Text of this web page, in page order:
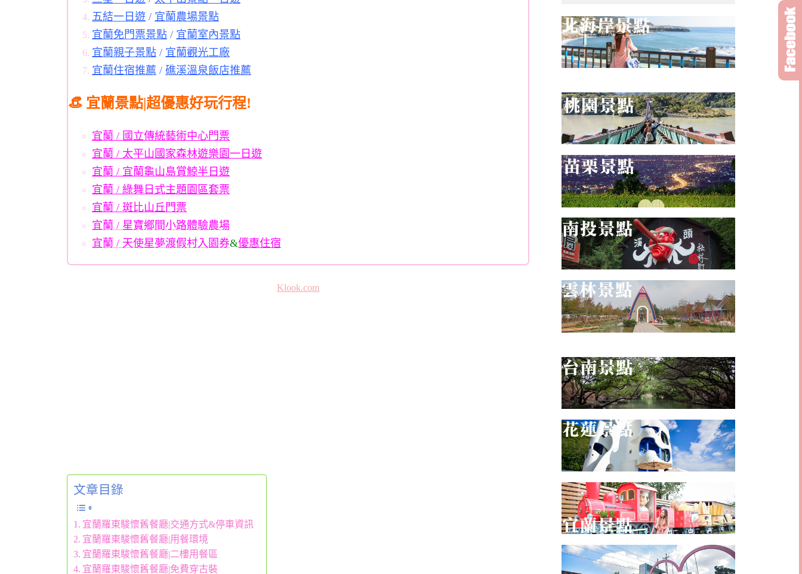
五結一日遊 / 宜蘭農場景點
宜蘭免門票景點 / 宜蘭室內景點
宜蘭親子景點 / 宜蘭觀光工廠
宜蘭住宿推薦 / 礁溪溫泉飯店推薦
👒 宜蘭景點|超優惠好玩行程!
宜蘭 / 國立傳統藝術中心門票
宜蘭 / 太平山國家森林遊樂園一日遊
宜蘭 / 宜蘭龜山島賞鯨半日遊
宜蘭 / 綠舞日式主題園區套票
宜蘭 / 斑比山丘門票
宜蘭 / 星寶鄉間小路體驗農場
宜蘭 / 天使星夢渡假村入園券&優惠住宿
Klook.com
文章目錄
宜蘭羅東駿懷舊餐廳|交通方式&停車資訊
宜蘭羅東駿懷舊餐廳|用餐環境
宜蘭羅東駿懷舊餐廳|二樓用餐區
宜蘭羅東駿懷舊餐廳|免費穿古裝